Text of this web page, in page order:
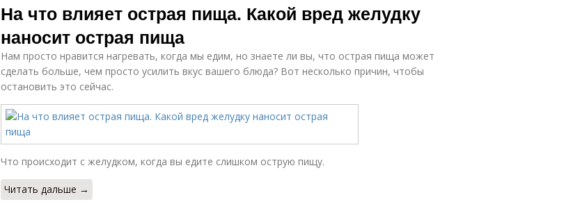
На что влияет острая пища. Какой вред желудку
наносит острая пища
Нам просто нравится нагревать, когда мы едим, но знаете ли вы, что острая пища может
сделать больше, чем просто усилить вкус вашего блюда? Вот несколько причин, чтобы
остановить это сейчас.
Что происходит с желудком, когда вы едите слишком острую пищу.
Читать дальше →